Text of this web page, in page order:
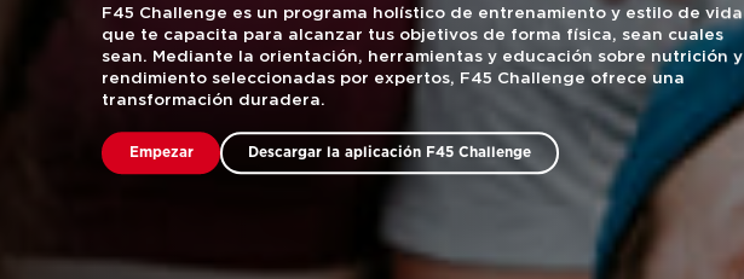
F45 Challenge es un programa holístico de entrenamiento y estilo de vida
que te capacita para alcanzar tus objetivos de forma física, sean cuales
sean. Mediante la orientación, herramientas y educación sobre nutrición y
rendimiento seleccionadas por expertos, F45 Challenge ofrece una
transformación duradera.
Empezar Descargar la aplicación F45 Challenge